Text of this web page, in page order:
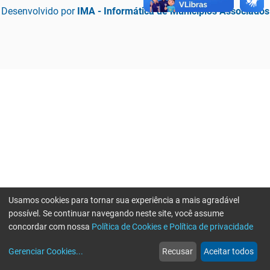
Desenvolvido por IMA - Informática de Municípios Associados
web
Notícias
more_horiz
Mais
Usamos cookies para tornar sua experiência a mais agradável
possível. Se continuar navegando neste site, você assume
concordar com nossa Política de Cookies e Política de privacidade
Gerenciar Cookies... Recusar Aceitar todos
Erro ao enviar informações, por favor tente novamente